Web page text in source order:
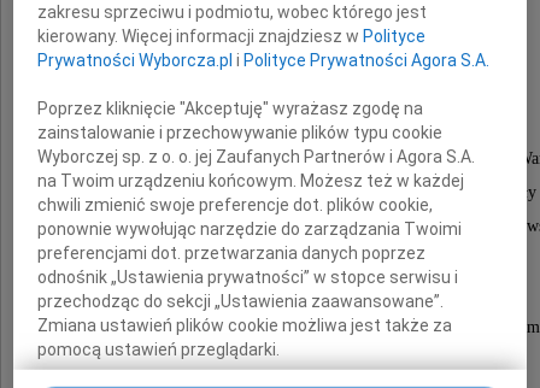
Andrzej Majde
Absolwent Wydziału Geodezji i Kartografii Poltechniki
Wybitny specjalista z dziedziny fotogrametrii i doskonały
wieloletni nauczyciel skademii Politechniki
oraz Politechniki Śląskiej.
Jako nauczyciel akademicki pracował także
na Uniwersytecie Technicznym w Durbanie i w
W latch 1971-1973 oraz 1987-2002
zakresu sprzeciwu i podmiotu, wobec którego jest
kierowany. Więcej informacji znajdziesz w Polityce
Prywatności Wyborcza.pl i Polityce Prywatności Agora S.A.
Poprzez kliknięcie "Akceptuję" wyrażasz zgodę na
zainstalowanie i przechowywanie plików typu cookie
Wyborczej sp. z o. o. jej Zaufanych Partnerów i Agora S.A.
na Twoim urządzeniu końcowym. Możesz też w każdej
chwili zmienić swoje preferencje dot. plików cookie,
ponownie wywołując narzędzie do zarządzania Twoimi
preferencjami dot. przetwarzania danych poprzez
odnośnik „Ustawienia prywatności” w stopce serwisu i
przechodząc do sekcji „Ustawienia zaawansowane”.
Zmiana ustawień plików cookie możliwa jest także za
pomocą ustawień przeglądarki.